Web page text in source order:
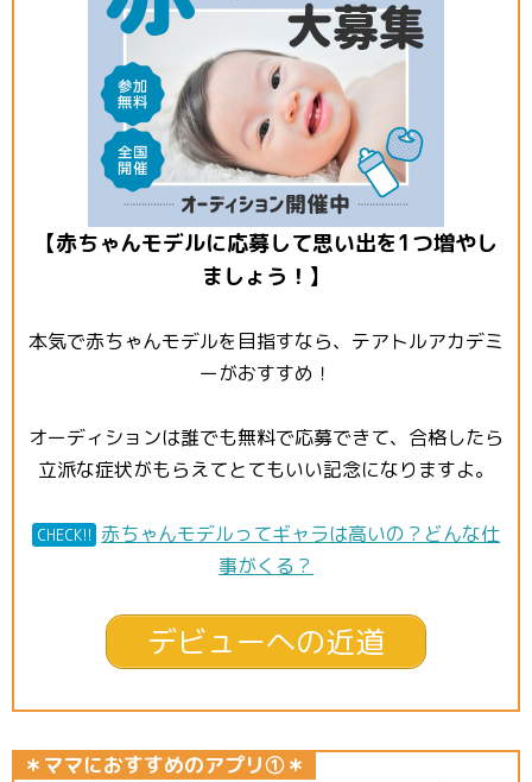
【赤ちゃんモデルに応募して思い出を1つ増やし
ましょう！】
本気で赤ちゃんモデルを目指すなら、テアトルアカデミ
ーがおすすめ！
オーディションは誰でも無料で応募できて、合格したら
立派な症状がもらえてとてもいい記念になりますよ。
CHECK!! 赤ちゃんモデルってギャラは高いの？どんな仕
事がくる？
デビューへの近道
＊ママにおすすめのアプリ①＊